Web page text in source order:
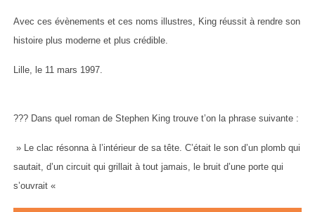
Avec ces évènements et ces noms illustres, King réussit à rendre son
histoire plus moderne et plus crédible.
Lille, le 11 mars 1997.
??? Dans quel roman de Stephen King trouve t’on la phrase suivante :
» Le clac résonna à l’intérieur de sa tête. C’était le son d’un plomb qui
sautait, d’un circuit qui grillait à tout jamais, le bruit d’une porte qui
s’ouvrait «